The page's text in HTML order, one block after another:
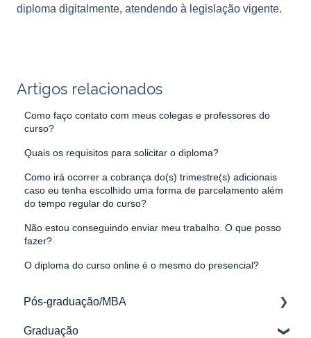
diploma digitalmente, atendendo à legislação vigente.
Artigos relacionados
Como faço contato com meus colegas e professores do
curso?
Quais os requisitos para solicitar o diploma?
Como irá ocorrer a cobrança do(s) trimestre(s) adicionais
caso eu tenha escolhido uma forma de parcelamento além
do tempo regular do curso?
Não estou conseguindo enviar meu trabalho. O que posso
fazer?
O diploma do curso online é o mesmo do presencial?
Pós-graduação/MBA
Acessos
Graduação